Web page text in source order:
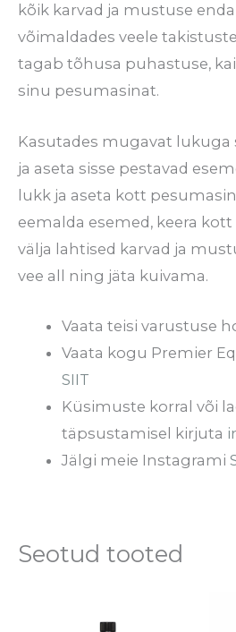
kõik karvad ja mustuse enda
võimaldades veele
tagab tõhusa puhastuse,
sinu pesumasinat.
Kasutades mugavat lukuga
ja aseta sisse pestavad
lukk ja aseta kott
eemalda esemed, keera
välja lahtised karvad ja
vee all ning jäta kuivama.
Vaata teisi varustuse
Vaata kogu Premier
SIIT
Küsimuste korral või
täpsustamisel kirjuta
Jälgi meie Instagrami
Seotud tooted